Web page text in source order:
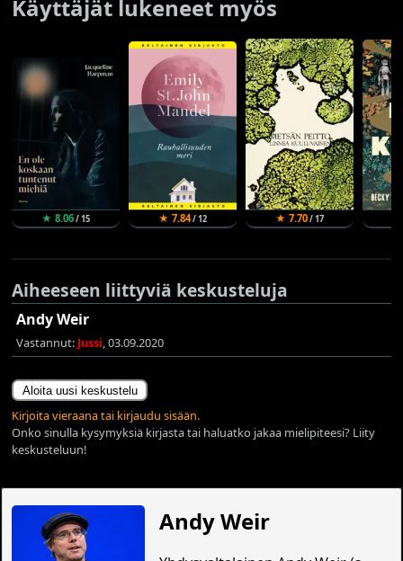
Käyttäjät lukeneet myös
★ 8.06/ 15 ★ 7.84/ 12 ★ 7.70/ 17
Aiheeseen liittyviä keskusteluja
Andy Weir
Vastannut: Jussi, 03.09.2020
Aloita uusi keskustelu
Kirjoita vieraana tai kirjaudu sisään.
Onko sinulla kysymyksiä kirjasta tai haluatko jakaa mielipiteesi? Liity
keskusteluun!
Andy Weir